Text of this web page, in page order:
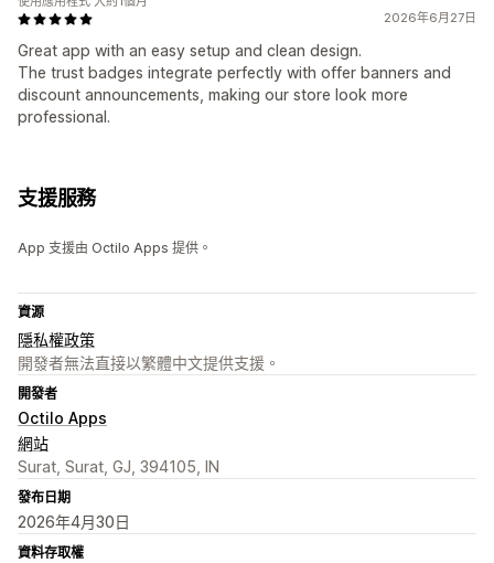
2026年6月27日
Great app with an easy setup and clean design.
The trust badges integrate perfectly with offer banners and
discount announcements, making our store look more
professional.
支援服務
App 支援由 Octilo Apps 提供。
資源
隱私權政策
開發者無法直接以繁體中文提供支援。
開發者
Octilo Apps
網站
Surat, Surat, GJ, 394105, IN
發布日期
2026年4月30日
資料存取權